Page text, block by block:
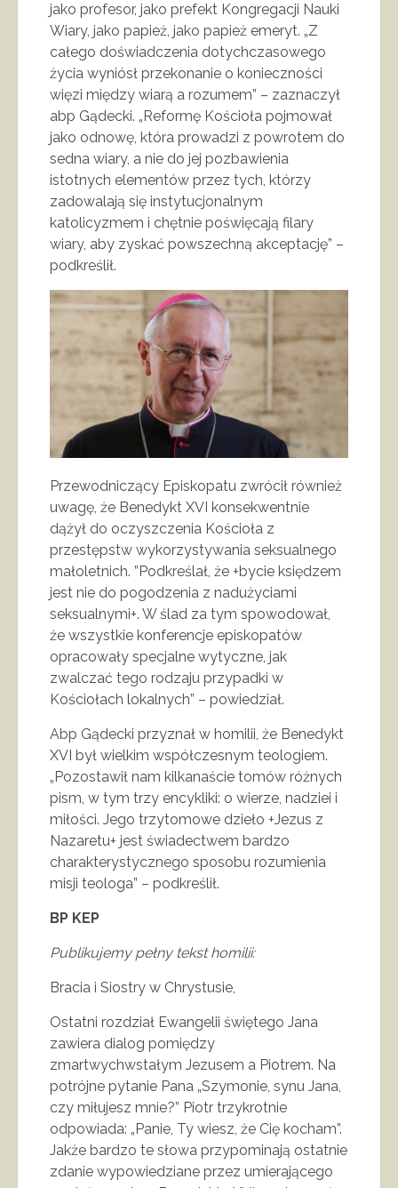
jako profesor, jako prefekt Kongregacji Nauki
Wiary, jako papież, jako papież emeryt. „Z
całego doświadczenia dotychczasowego
życia wyniósł przekonanie o konieczności
więzi między wiarą a rozumem” – zaznaczył
abp Gądecki. „Reformę Kościoła pojmował
jako odnowę, która prowadzi z powrotem do
sedna wiary, a nie do jej pozbawienia
istotnych elementów przez tych, którzy
zadowalają się instytucjonalnym
katolicyzmem i chętnie poświęcają filary
wiary, aby zyskać powszechną akceptację” –
podkreślił.
Przewodniczący Episkopatu zwrócił również
uwagę, że Benedykt XVI konsekwentnie
dążył do oczyszczenia Kościoła z
przestępstw wykorzystywania seksualnego
małoletnich. ”Podkreślał, że +bycie księdzem
jest nie do pogodzenia z nadużyciami
seksualnymi+. W ślad za tym spowodował,
że wszystkie konferencje episkopatów
opracowały specjalne wytyczne, jak
zwalczać tego rodzaju przypadki w
Kościołach lokalnych” – powiedział.
Abp Gądecki przyznał w homilii, że Benedykt
XVI był wielkim współczesnym teologiem.
„Pozostawił nam kilkanaście tomów różnych
pism, w tym trzy encykliki: o wierze, nadziei i
miłości. Jego trzytomowe dzieło +Jezus z
Nazaretu+ jest świadectwem bardzo
charakterystycznego sposobu rozumienia
misji teologa” – podkreślił.
BP KEP
Publikujemy pełny tekst homilii:
Bracia i Siostry w Chrystusie,
Ostatni rozdział Ewangelii świętego Jana
zawiera dialog pomiędzy
zmartwychwstałym Jezusem a Piotrem. Na
potrójne pytanie Pana „Szymonie, synu Jana,
czy miłujesz mnie?” Piotr trzykrotnie
odpowiada: „Panie, Ty wiesz, że Cię kocham”.
Jakże bardzo te słowa przypominają ostatnie
zdanie wypowiedziane przez umierającego